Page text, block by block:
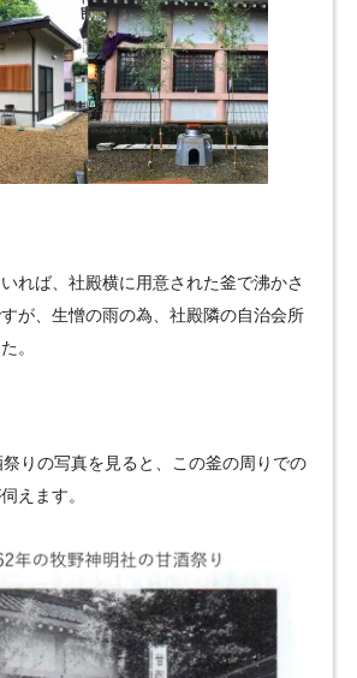
れば、社殿横に用意された釜で沸かさ
が、生憎の雨の為、社殿隣の自治会所
。
りの写真を見ると、この釜の周りでの
えます。